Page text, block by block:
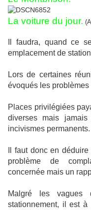
La voiture du jour.
Il faudra, quand ce
emplacement de
Lors de certaines
évoqués les problèmes
Places privilégiées
diverses mais
incivismes permanents.
Il faut donc en
problème de
concernée mais un
Malgré les vagues
stationnement, il est